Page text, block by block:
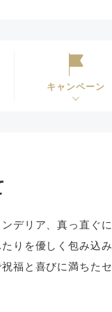
キャンペーン
デリア、真っ直ぐ
りを優しく包み込
福と喜びに満ちた